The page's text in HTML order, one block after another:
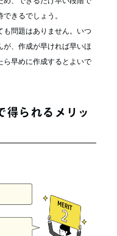
きるでしょう。
も問題はありません。いつ
が、作成が早ければ早いほ
ら早めに作成するとよいで
得られるメリッ